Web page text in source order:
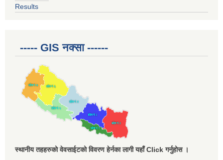
Results
----- GIS नक्सा ------
स्थानीय तहहरुको वेवसाईटको विवरण हेर्नका लागी यहाँ Click गर्नुहोस ।